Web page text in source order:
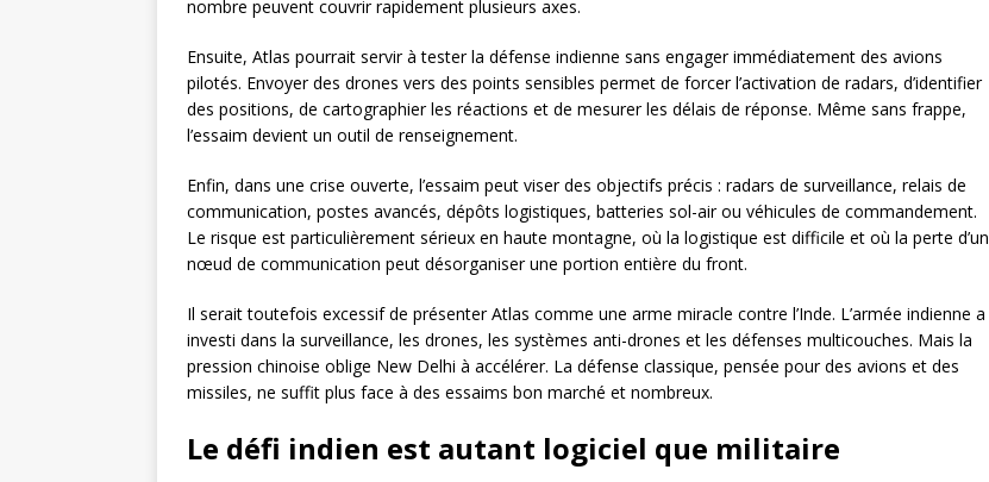
nombre peuvent couvrir rapidement plusieurs axes.
Ensuite, Atlas pourrait servir à tester la défense indienne sans engager immédiatement des avions
pilotés. Envoyer des drones vers des points sensibles permet de forcer l’activation de radars, d’identifier
des positions, de cartographier les réactions et de mesurer les délais de réponse. Même sans frappe,
l’essaim devient un outil de renseignement.
Enfin, dans une crise ouverte, l’essaim peut viser des objectifs précis : radars de surveillance, relais de
communication, postes avancés, dépôts logistiques, batteries sol-air ou véhicules de commandement.
Le risque est particulièrement sérieux en haute montagne, où la logistique est difficile et où la perte d’un
nœud de communication peut désorganiser une portion entière du front.
Il serait toutefois excessif de présenter Atlas comme une arme miracle contre l’Inde. L’armée indienne a
investi dans la surveillance, les drones, les systèmes anti-drones et les défenses multicouches. Mais la
pression chinoise oblige New Delhi à accélérer. La défense classique, pensée pour des avions et des
missiles, ne suffit plus face à des essaims bon marché et nombreux.
Le défi indien est autant logiciel que militaire